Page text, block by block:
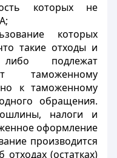
которых не
которых
такие отходы и
подлежат
таможенному
к таможенному
обращения.
налоги и
оформление
производится
отходах (остатках)